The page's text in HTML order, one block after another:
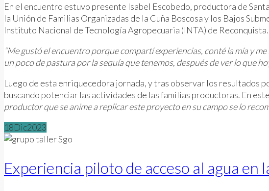
En el encuentro estuvo presente Isabel Escobedo, productora de
la Unión de Familias Organizadas de la Cuña Boscosa y los Bajos
Instituto Nacional de Tecnología Agropecuaria (INTA) de Reconquista.
“Me gustó el encuentro porque compartí experiencias, conté la mía y
un poco de pastura por la sequía que tenemos, después de ver lo que
Luego de esta enriquecedora jornada, y tras observar los resultados
buscando potenciar las actividades de las familias productoras. En
productor que se anime a replicar este proyecto en su campo se lo
18Dic2023
Experiencia piloto de acceso al agua en